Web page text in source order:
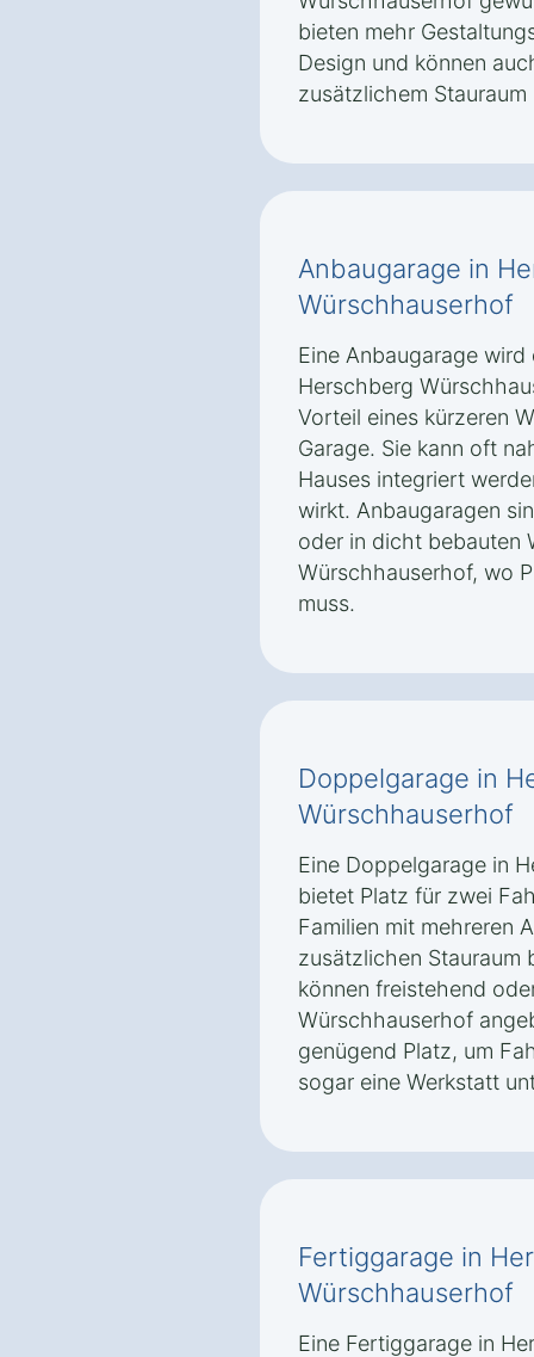
bieten mehr
Design und können
zusätzlichem
Anbaugarage in
Würschhauserhof
Eine Anbaugarage
Herschberg
Vorteil eines kürzeren
Garage. Sie kann oft
Hauses integriert
wirkt. Anbaugaragen
oder in dicht bebauten
Würschhauserhof, wo
muss.
Doppelgarage in
Würschhauserhof
Eine Doppelgarage in
bietet Platz für zwei
Familien mit mehreren
zusätzlichen Stauraum
können freistehend
Würschhauserhof
genügend Platz, um
sogar eine Werkstatt
Fertiggarage in
Würschhauserhof
Eine Fertiggarage in